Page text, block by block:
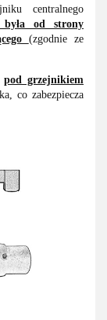
centralnego
była od strony
(zgodnie ze
pod grzejnikiem
co zabezpiecza